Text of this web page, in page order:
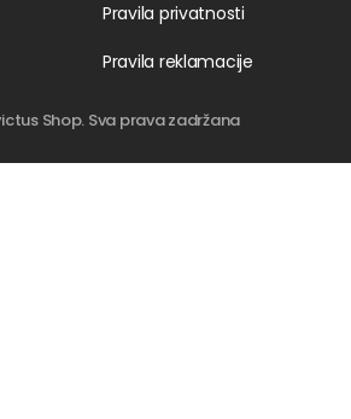
Pravila privatnosti
Pravila reklamacije
Shop. Sva prava zadržana